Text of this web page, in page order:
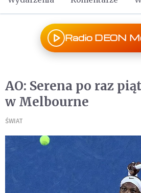
Radio DEON
AO: Serena po raz
w Melbourne
ŚWIAT